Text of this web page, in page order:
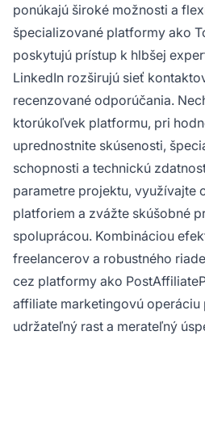
ponúkajú široké možnosti a
špecializované platformy ako
poskytujú prístup k hlbšej
LinkedIn rozširujú sieť
recenzované odporúčania.
ktorúkoľvek platformu, pri
uprednostnite skúsenosti,
schopnosti a technickú
parametre projektu, využívajte
platforiem a zvážte skúšobné
spoluprácou. Kombináciou
freelancerov a robustného
cez platformy ako
affiliate marketingovú operáciu
udržateľný rast a merateľný